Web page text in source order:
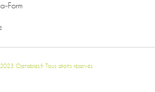
Form
Ojetables.fr Tous droits réservés.